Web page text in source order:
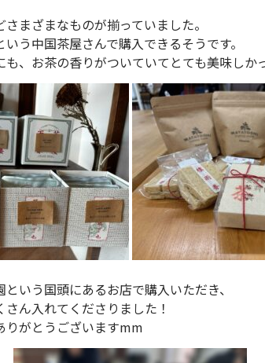
まざまなものが揃っていました。
う中国茶屋さんで購入できるそうです。
、お茶の香りがついていてとても美味しか
いう国頭にあるお店で購入いただき、
ん入れてくださりました！
りがとうございますmm